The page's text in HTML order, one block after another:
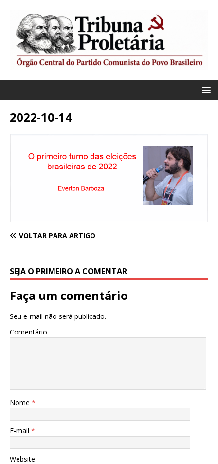
2022-10-14
VOLTAR PARA ARTIGO
SEJA O PRIMEIRO A COMENTAR
Faça um comentário
Seu e-mail não será publicado.
Comentário
Nome *
E-mail *
Website